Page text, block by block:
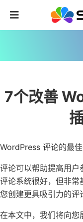
7个改善
WordPress 评论的最佳
评论可以帮助提高用
评论系统很好，但非常
您创建更具吸引力的评
在本文中，我们将向您